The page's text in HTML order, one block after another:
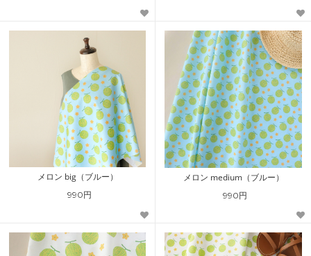
メロン big（ブルー）
990円
メロン medium（ブルー）
990円